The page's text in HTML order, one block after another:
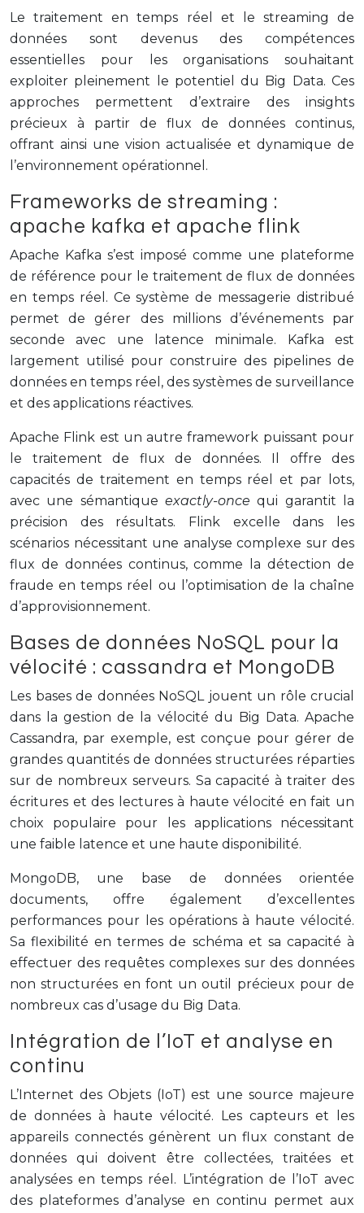
Le traitement en temps réel et le streaming de
données sont devenus des compétences
essentielles pour les organisations souhaitant
exploiter pleinement le potentiel du Big Data. Ces
approches permettent d’extraire des insights
précieux à partir de flux de données continus,
offrant ainsi une vision actualisée et dynamique de
l’environnement opérationnel.
Frameworks de streaming :
apache kafka et apache flink
Apache Kafka s’est imposé comme une plateforme
de référence pour le traitement de flux de données
en temps réel. Ce système de messagerie distribué
permet de gérer des millions d’événements par
seconde avec une latence minimale. Kafka est
largement utilisé pour construire des pipelines de
données en temps réel, des systèmes de surveillance
et des applications réactives.
Apache Flink est un autre framework puissant pour
le traitement de flux de données. Il offre des
capacités de traitement en temps réel et par lots,
avec une sémantique exactly-oncequi garantit la
précision des résultats. Flink excelle dans les
scénarios nécessitant une analyse complexe sur des
flux de données continus, comme la détection de
fraude en temps réel ou l’optimisation de la chaîne
d’approvisionnement.
Bases de données NoSQL pour la
vélocité : cassandra et MongoDB
Les bases de données NoSQL jouent un rôle crucial
dans la gestion de la vélocité du Big Data. Apache
Cassandra, par exemple, est conçue pour gérer de
grandes quantités de données structurées réparties
sur de nombreux serveurs. Sa capacité à traiter des
écritures et des lectures à haute vélocité en fait un
choix populaire pour les applications nécessitant
une faible latence et une haute disponibilité.
MongoDB, une base de données orientée
documents, offre également d’excellentes
performances pour les opérations à haute vélocité.
Sa flexibilité en termes de schéma et sa capacité à
effectuer des requêtes complexes sur des données
non structurées en font un outil précieux pour de
nombreux cas d’usage du Big Data.
Intégration de l’IoT et analyse en
continu
L’Internet des Objets (IoT) est une source majeure
de données à haute vélocité. Les capteurs et les
appareils connectés génèrent un flux constant de
données qui doivent être collectées, traitées et
analysées en temps réel. L’intégration de l’IoT avec
des plateformes d’analyse en continu permet aux